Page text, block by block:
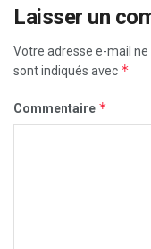
Laisser un
Votre adresse e-mail ne
sont indiqués avec *
Commentaire *